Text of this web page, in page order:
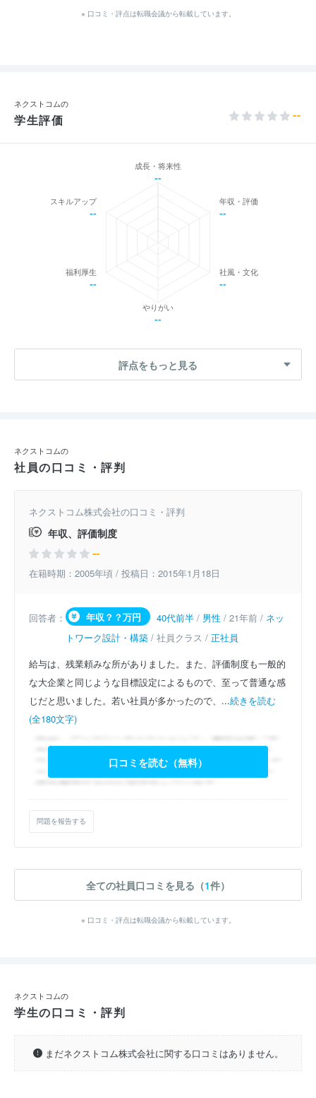
※ 口コミ・評点は転職会議から転載しています。
ネクストコムの
学生評価 --
成長・将来性
--
年収・評価
--
社風・文化
--
やりがい
--
福利厚生
--
スキルアップ
--
評点をもっと見る
ネクストコムの
社員の口コミ・評判
ネクストコム株式会社の口コミ・評判
年収、評価制度
--
在籍時期：2005年頃 / 投稿日：2015年1月18日
回答者： 年収？？万円 40代前半 / 男性 / 21年前 / ネッ
トワーク設計・構築 / 社員クラス / 正社員
給与は、残業頼みな所がありました。また、評価制度も一般的
な大企業と同じような目標設定によるもので、至って普通な感
じだと思いました。若い社員が多かったので、...続きを読む
(全180文字)
口コミを読む（無料）
問題を報告する
全ての社員口コミを見る（1件）
※ 口コミ・評点は転職会議から転載しています。
ネクストコムの
学生の口コミ・評判
まだネクストコム株式会社に関する口コミはありません。